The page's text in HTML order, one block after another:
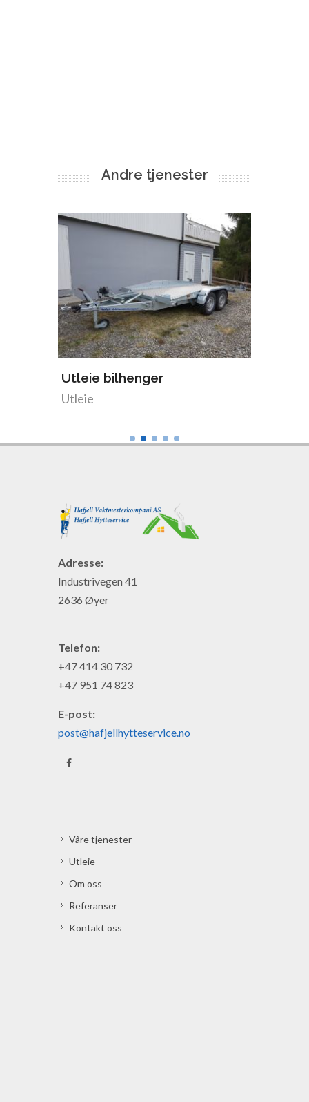
Andre tjenester
Utleie bilhenger
Utleie
Adresse:
Industrivegen 41
2636 Øyer
Telefon:
+47 414 30 732
+47 951 74 823
E-post:
post@hafjellhytteservice.no
Våre tjenester
Utleie
Om oss
Referanser
Kontakt oss